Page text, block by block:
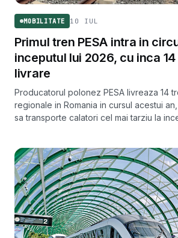
MOBILITATE 10 IUL
Primul tren PESA intra in
inceputul lui 2026, cu inca
livrare
Producatorul polonez PESA livreaza 14
regionale in Romania in cursul acestui
sa transporte calatori cel mai tarziu la